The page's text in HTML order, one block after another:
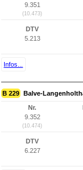
9.351
(10.473)
DTV
5.213
Infos...
B 229 Balve-
Nr.
9.352
(10.474)
DTV
6.227